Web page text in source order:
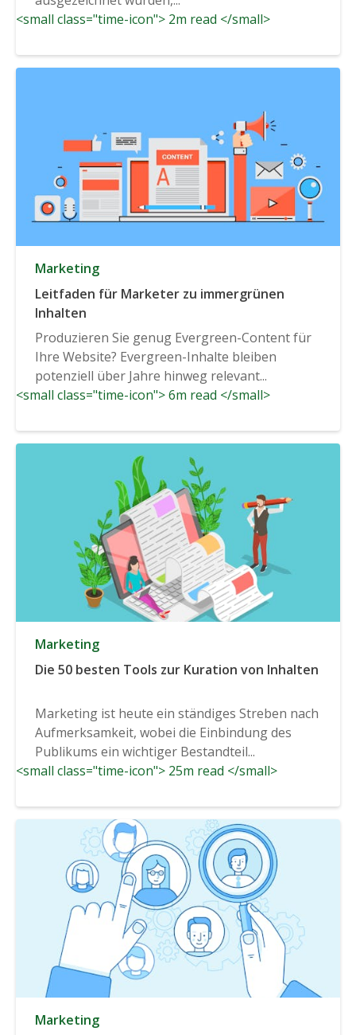
<small class="time-icon"> 2m read </small>
Marketing
Leitfaden für Marketer zu immergrünen
Inhalten
Produzieren Sie genug Evergreen-Content für
Ihre Website? Evergreen-Inhalte bleiben
potenziell über Jahre hinweg relevant...
<small class="time-icon"> 6m read </small>
Marketing
Die 50 besten Tools zur Kuration von Inhalten
Marketing ist heute ein ständiges Streben nach
Aufmerksamkeit, wobei die Einbindung des
Publikums ein wichtiger Bestandteil...
<small class="time-icon"> 25m read </small>
Marketing